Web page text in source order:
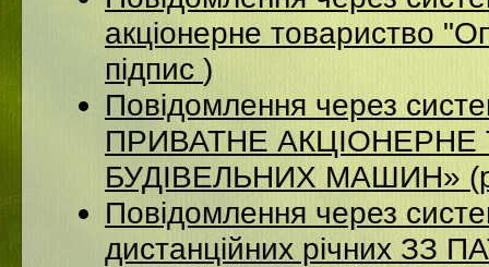
акціонерне товариство
підпис )
Повідомлення через
ПРИВАТНЕ
БУДІВЕЛЬНИХ МАШИН»
Повідомлення через
дистанційних річних ЗЗ